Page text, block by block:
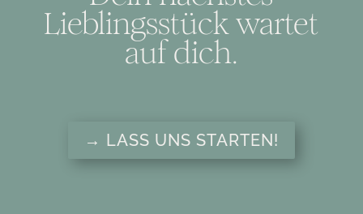
Lieblingsstück wartet
auf dich.
→ LASS UNS STARTEN!